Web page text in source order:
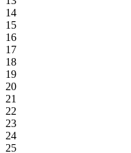
14
15
16
17
18
19
20
21
22
23
24
25